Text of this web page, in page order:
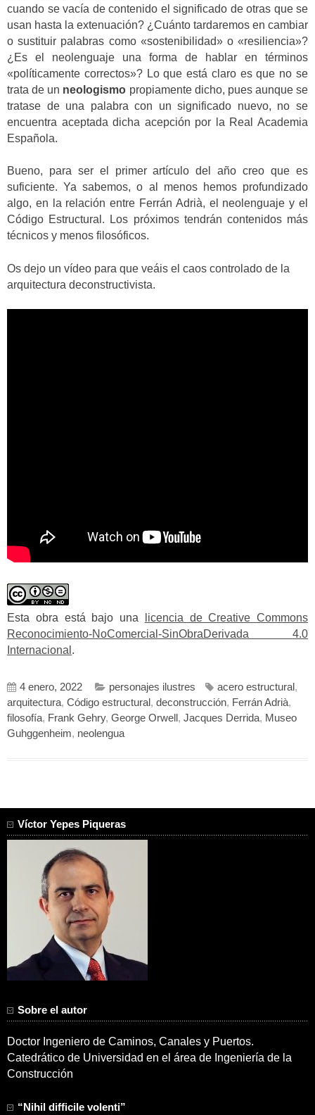
cuando se vacía de contenido el significado de otras que se
usan hasta la extenuación? ¿Cuánto tardaremos en cambiar
o sustituir palabras como «sostenibilidad» o «resiliencia»?
¿Es el neolenguaje una forma de hablar en términos
«políticamente correctos»? Lo que está claro es que no se
trata de un neologismo propiamente dicho, pues aunque se
tratase de una palabra con un significado nuevo, no se
encuentra aceptada dicha acepción por la Real Academia
Española.
Bueno, para ser el primer artículo del año creo que es
suficiente. Ya sabemos, o al menos hemos profundizado
algo, en la relación entre Ferrán Adrià, el neolenguaje y el
Código Estructural. Los próximos tendrán contenidos más
técnicos y menos filosóficos.
Os dejo un vídeo para que veáis el caos controlado de la
arquitectura deconstructivista.
Esta obra está bajo una
licencia de Creative Commons
Reconocimiento-NoComercial-SinObraDerivada 4.0
Internacional .
4 enero, 2022 personajes ilustres acero estructural ,
arquitectura, Código estructural , deconstrucción, Ferrán Adrià,
filosofía, Frank Gehry, George Orwell , Jacques Derrida, Museo
Guhggenheim, neolengua
Víctor Yepes Piqueras
Sobre el autor
Doctor Ingeniero de Caminos, Canales y Puertos.
Catedrático de Universidad en el área de Ingeniería de la
Construcción
“Nihil difficile volenti”